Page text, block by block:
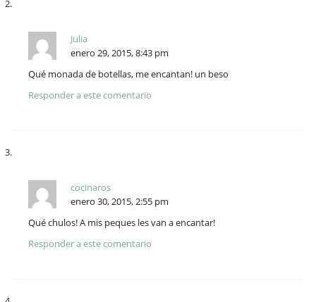
Julia
enero 29, 2015, 8:43 pm
Qué monada de botellas, me encantan! un beso
Responder a este comentario
cocinaros
enero 30, 2015, 2:55 pm
Qué chulos! A mis peques les van a encantar!
Responder a este comentario